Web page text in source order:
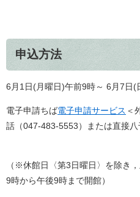
申込方法
6月1日(月曜日)午前9時～ 6月7日(
電子申請ちば電子申請サービス ＜
話（047-483-5553）または直接
（※休館日〈第3日曜日〉を除き
9時から午後9時まで開館）